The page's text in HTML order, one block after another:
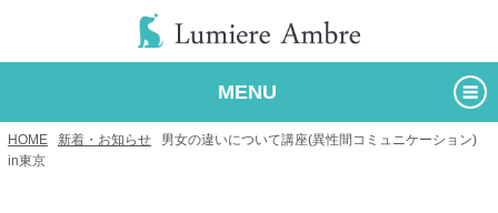
MENU
HOME 新着・お知らせ
男女の違いについて講座(異性間コミュニケーション)
in東京